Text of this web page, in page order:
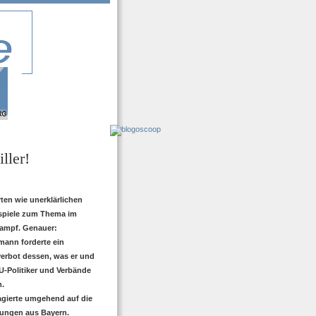
wie unerklärlichen
zum Thema im
Genauer:
forderte ein
dessen, was er und
Politiker und Verbände
umgehend auf die
aus Bayern.